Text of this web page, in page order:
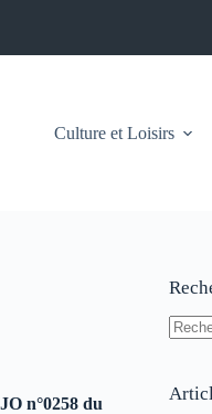
Culture et Loisirs
n°0258 du